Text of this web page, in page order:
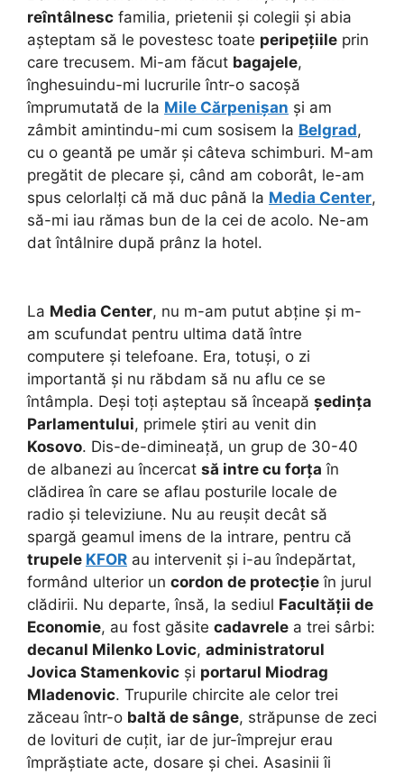
reîntâlnesc familia, prietenii și colegii și abia
așteptam să le povestesc toate peripețiile prin
care trecusem. Mi-am făcut bagajele,
înghesuindu-mi lucrurile într-o sacoșă
împrumutată de la Mile Cărpenișan și am
zâmbit amintindu-mi cum sosisem la Belgrad,
cu o geantă pe umăr și câteva schimburi. M-am
pregătit de plecare și, când am coborât, le-am
spus celorlalți că mă duc până la Media Center,
să-mi iau rămas bun de la cei de acolo. Ne-am
dat întâlnire după prânz la hotel.
La Media Center, nu m-am putut abține și m-
am scufundat pentru ultima dată între
computere și telefoane. Era, totuși, o zi
importantă și nu răbdam să nu aflu ce se
întâmpla. Deși toți așteptau să înceapă ședința
Parlamentului, primele știri au venit din
Kosovo. Dis-de-dimineață, un grup de 30-40
de albanezi au încercat să intre cu forța în
clădirea în care se aflau posturile locale de
radio și televiziune. Nu au reușit decât să
spargă geamul imens de la intrare, pentru că
trupele KFOR au intervenit și i-au îndepărtat,
formând ulterior un cordon de protecție în jurul
clădirii. Nu departe, însă, la sediul Facultății de
Economie, au fost găsite cadavrele a trei sârbi:
decanul Milenko Lovic, administratorul
Jovica Stamenkovic și portarul Miodrag
Mladenovic. Trupurile chircite ale celor trei
zăceau într-o baltă de sânge, străpunse de zeci
de lovituri de cuțit, iar de jur-împrejur erau
împrăștiate acte, dosare și chei. Asasinii îi